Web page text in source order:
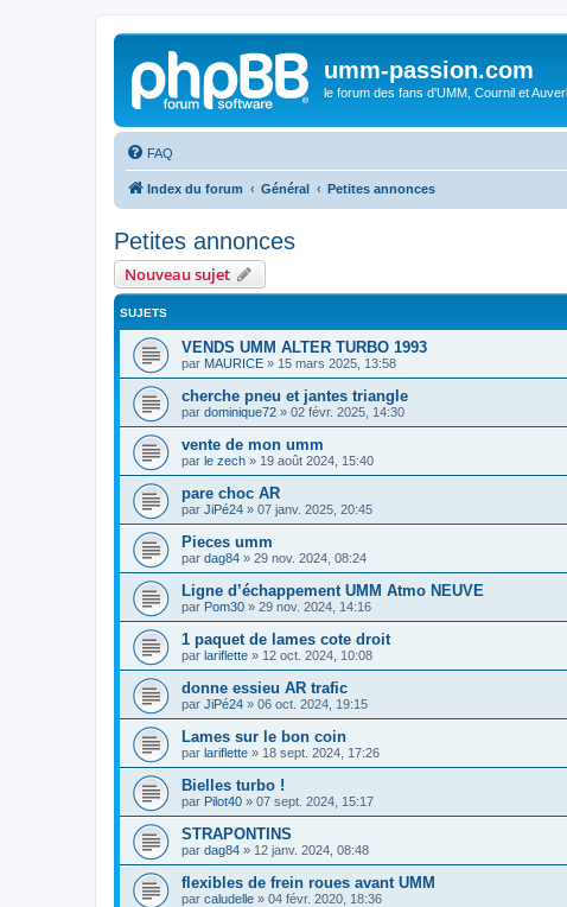
umm-passion.com
le forum des fans d'UMM, Cournil et
FAQ
Index du forum Général Petites annonces
Petites annonces
Nouveau sujet
SUJETS
VENDS UMM ALTER TURBO 1993
par MAURICE » 15 mars 2025, 13:58
cherche pneu et jantes triangle
par dominique72 » 02 févr. 2025, 14:30
vente de mon umm
par le zech » 19 août 2024, 15:40
pare choc AR
par JiPé24 » 07 janv. 2025, 20:45
Pieces umm
par dag84 » 29 nov. 2024, 08:24
Ligne d’échappement UMM Atmo NEUVE
par Pom30 » 29 nov. 2024, 14:16
1 paquet de lames cote droit
par lariflette » 12 oct. 2024, 10:08
donne essieu AR trafic
par JiPé24 » 06 oct. 2024, 19:15
Lames sur le bon coin
par lariflette » 18 sept. 2024, 17:26
Bielles turbo !
par Pilot40 » 07 sept. 2024, 15:17
STRAPONTINS
par dag84 » 12 janv. 2024, 08:48
flexibles de frein roues avant UMM
par caludelle » 04 févr. 2020, 18:36